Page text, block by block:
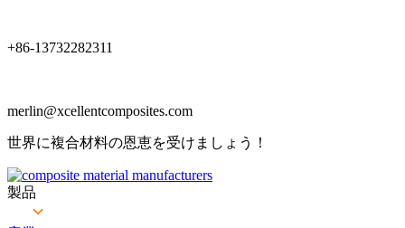
+86-13732282311
merlin@xcellentcomposites.com
世界に複合材料の恩恵を受けましょう！
製品